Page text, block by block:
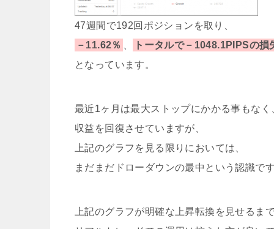
47週間で192回ポジションを取り、
－11.62％
トータルで－1048.1PIPSの損
となっています。
最近1ヶ月は最大ストップにかかる事もなく
収益を回復させていますが、
上記のグラフを見る限りにおいては、
まだまだドローダウンの最中という認識です
上記のグラフが明確な上昇転換を見せるまで